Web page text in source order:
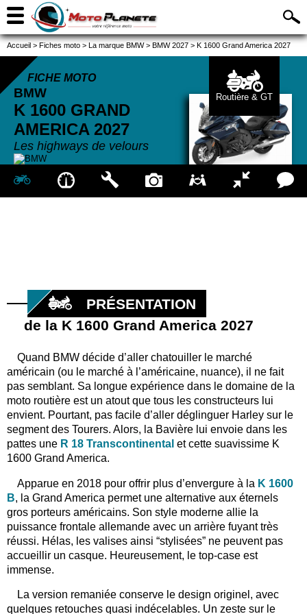
Accueil > Fiches moto > La marque BMW > BMW 2027 > K 1600 Grand America 2027
FICHE MOTO
BMW
K 1600 GRAND
AMERICA 2027
Les highways de velours
Routière & GT
PRÉSENTATION
de la K 1600 Grand America 2027
Quand BMW décide d’aller chatouiller le marché
américain (ou le marché à l’américaine, nuance), il ne fait
pas semblant. Sa longue expérience dans le domaine de la
moto routière est un atout que tous les constructeurs lui
envient. Pourtant, pas facile d’aller déglinguer Harley sur le
segment des Tourers. Alors, la Bavière lui envoie dans les
pattes une R 18 Transcontinental et cette suavissime K
1600 Grand America.
Apparue en 2018 pour offrir plus d’envergure à la K 1600
B, la Grand America permet une alternative aux éternels
gros porteurs américains. Son style moderne allie la
puissance frontale allemande avec un arrière fuyant très
réussi. Hélas, les valises ainsi “stylisées” ne peuvent pas
accueillir un casque. Heureusement, le top-case est
immense.
La version remaniée conserve le design originel, avec
quelques retouches quasi indécelables. Un zeste sur le